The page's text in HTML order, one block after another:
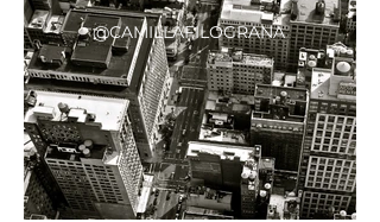
@CAMILLAFILOGRANA